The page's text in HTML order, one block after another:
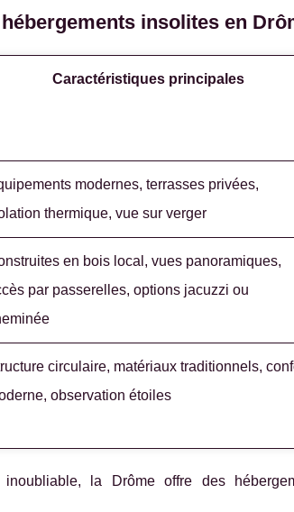
insolites en
Caractéristiques principales
modernes, terrasses privées,
thermique, vue sur verger
en bois local, vues panoramiques,
par passerelles, options jacuzzi ou
circulaire, matériaux traditionnels,
observation étoiles
la Drôme offre des